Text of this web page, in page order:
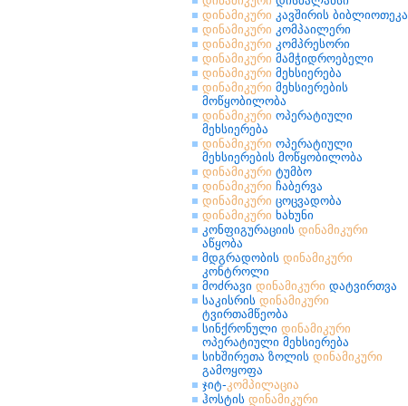
დინამიკური კავშირის ბიბლიოთეკა
დინამიკური კომპაილერი
დინამიკური კომპრესორი
დინამიკური მამჭიდროებელი
დინამიკური მეხსიერება
დინამიკური მეხსიერების
მოწყობილობა
დინამიკური ოპერატიული
მეხსიერება
დინამიკური ოპერატიული
მეხსიერების მოწყობილობა
დინამიკური ტუმბო
დინამიკური ჩაბერვა
დინამიკური ცოცვადობა
დინამიკური ხახუნი
კონფიგურაციის დინამიკური
აწყობა
მდგრადობის დინამიკური
კონტროლი
მოძრავი დინამიკური დატვირთვა
საკისრის დინამიკური
ტვირთამწეობა
სინქრონული დინამიკური
ოპერატიული მეხსიერება
სიხშირეთა ზოლის დინამიკური
გამოყოფა
ჯიტ-კომპილაცია
ჰოსტის დინამიკური